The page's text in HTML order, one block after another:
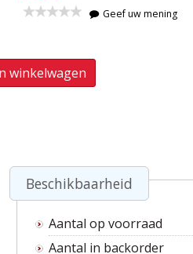
Geef uw mening
winkelwagen
Beschikbaarheid
Aantal op voorraad
Aantal in backorder